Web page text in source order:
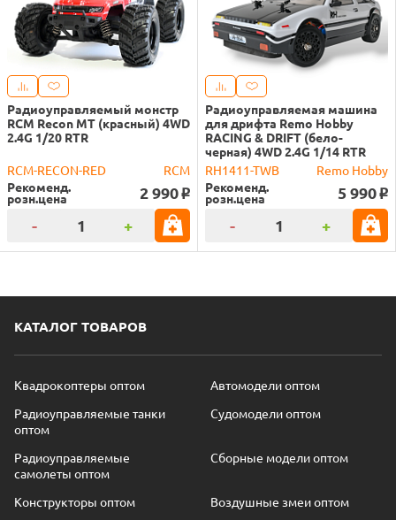
Радиоуправляемый монстр
RCM Recon MT (красный) 4WD
2.4G 1/20 RTR
RCM-RECON-RED
RCM
Рекоменд.
розн.цена 2 990 o
- +
Радиоуправляемая машина
для дрифта Remo Hobby
RACING & DRIFT (бело-
черная) 4WD 2.4G 1/14 RTR
RH1411-TWB
Remo Hobby
Рекоменд.
розн.цена 5 990 o
- +
КАТАЛОГ ТОВАРОВ
Квадрокоптеры оптом
Автомодели оптом
Радиоуправляемые танки
оптом
Судомодели оптом
Радиоуправляемые
самолеты оптом
Сборные модели оптом
Конструкторы оптом
Воздушные змеи оптом